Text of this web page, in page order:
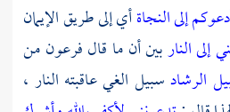
إلى النجاةأي إلى طريق الإيمان
إلى الناربين أن ما قالفرعونمن
الرشادسبيل الغي عاقبته النار ،